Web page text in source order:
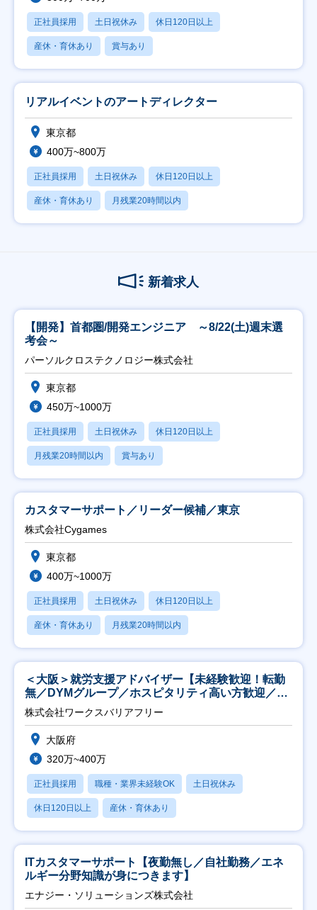
正社員採用 土日祝休み 休日120日以上
産休・育休あり 賞与あり
リアルイベントのアートディレクター
東京都
400万~800万
正社員採用 土日祝休み 休日120日以上
産休・育休あり 月残業20時間以内
新着求人
【開発】首都圏/開発エンジニア ～8/22(土)週末選
考会～
パーソルクロステクノロジー株式会社
東京都
450万~1000万
正社員採用 土日祝休み 休日120日以上
月残業20時間以内 賞与あり
カスタマーサポート／リーダー候補／東京
株式会社Cygames
東京都
400万~1000万
正社員採用 土日祝休み 休日120日以上
産休・育休あり 月残業20時間以内
＜大阪＞就労支援アドバイザー【未経験歓迎！転勤
無／DYMグループ／ホスピタリティ高い方歓迎／土
日祝】
株式会社ワークスバリアフリー
大阪府
320万~400万
正社員採用 職種・業界未経験OK 土日祝休み
休日120日以上 産休・育休あり
ITカスタマーサポート【夜勤無し／自社勤務／エネ
ルギー分野知識が身につきます】
エナジー・ソリューションズ株式会社